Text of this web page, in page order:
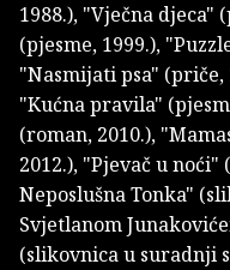
1988.), "Vječna djeca"
(pjesme, 1999.),
"Nasmijati psa" (priče,
"Kućna pravila"
(roman, 2010.),
2012.), "Pjevač u
Neposlušna Tonka"
Svjetlanom
(slikovnica u suradnji